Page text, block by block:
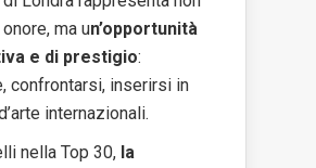
ma un’opportunità
e di prestigio:
confrontarsi, inserirsi in
internazionali.
nella Top 30, la